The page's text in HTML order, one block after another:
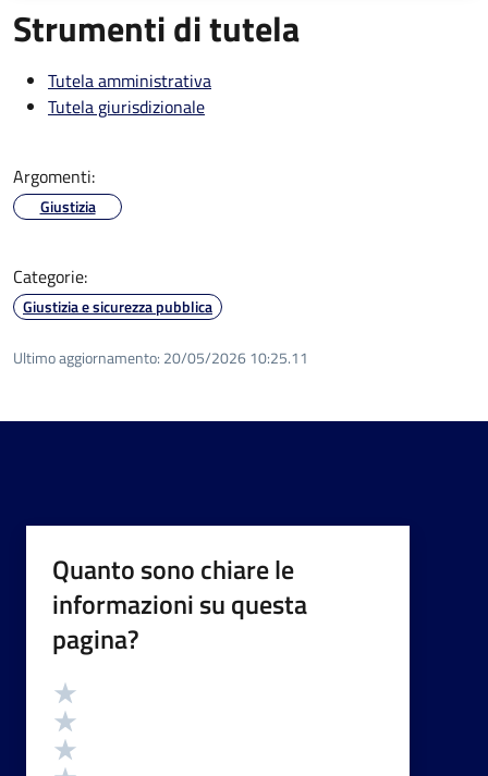
Strumenti di tutela
Tutela amministrativa
Tutela giurisdizionale
Argomenti:
Giustizia
Categorie:
Giustizia e sicurezza pubblica
Ultimo aggiornamento: 20/05/2026 10:25.11
Quanto sono chiare le
informazioni su questa
pagina?
Valutazione